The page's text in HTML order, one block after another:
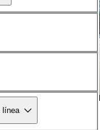
línea